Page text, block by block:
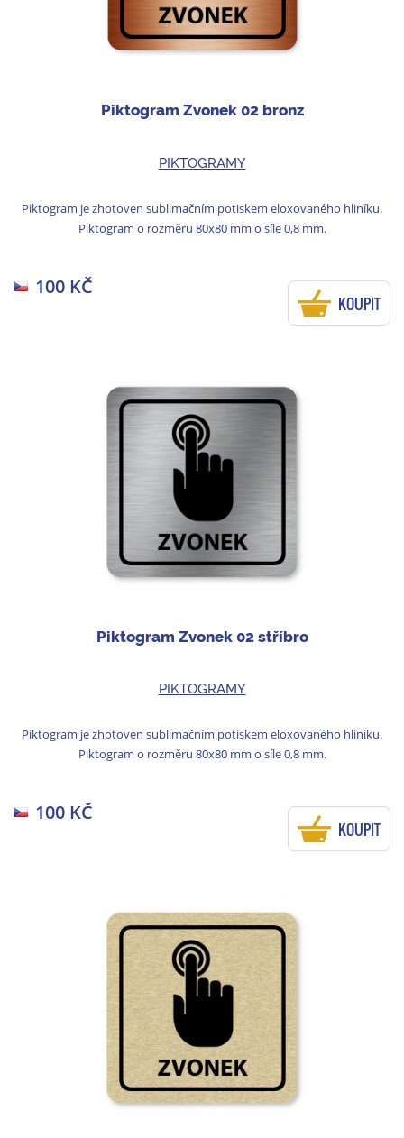
Piktogram Zvonek 02 bronz
PIKTOGRAMY
Piktogram je zhotoven sublimačním potiskem eloxovaného hliníku.
Piktogram o rozměru 80x80 mm o síle 0,8 mm.
100 KČ
KOUPIT
Piktogram Zvonek 02 stříbro
PIKTOGRAMY
Piktogram je zhotoven sublimačním potiskem eloxovaného hliníku.
Piktogram o rozměru 80x80 mm o síle 0,8 mm.
100 KČ
KOUPIT